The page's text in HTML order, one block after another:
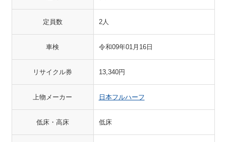
定員数 2人
車検 令和09年01月16日
リサイクル券 13,340円
上物メーカー 日本フルハーフ
低床・高床 低床